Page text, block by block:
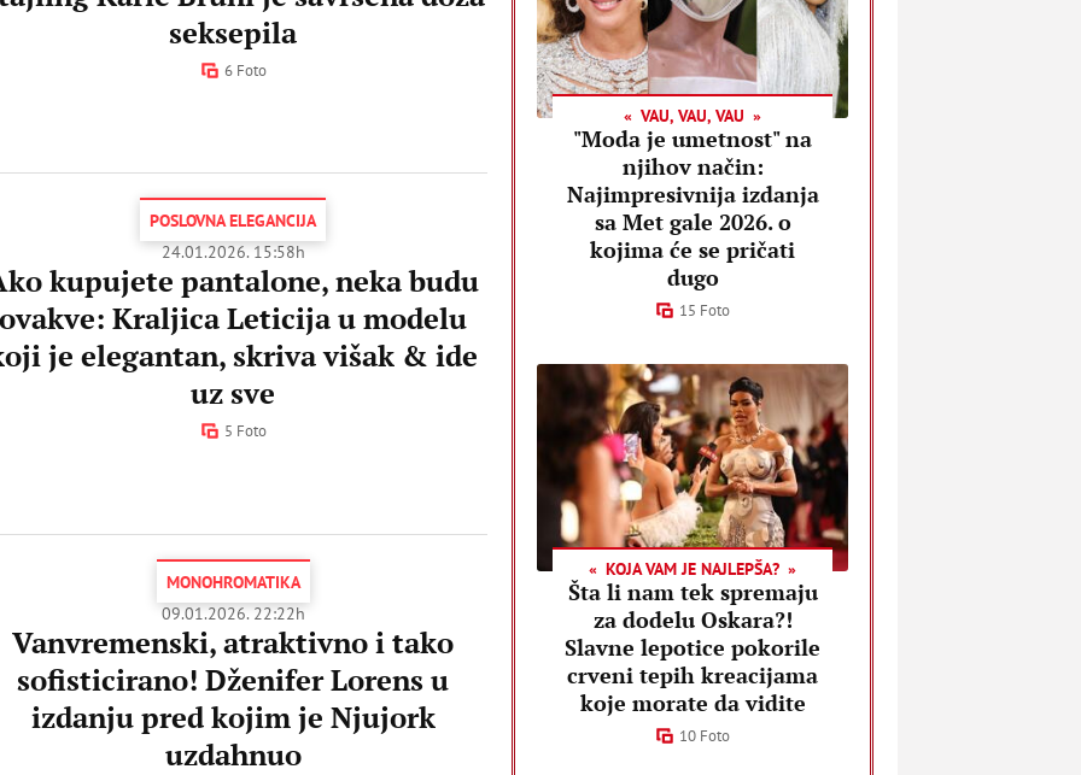
seksepila
6 Foto
POSLOVNA ELEGANCIJA
24.01.2026. 15:58h
kupujete pantalone, neka budu
ovakve: Kraljica Leticija u modelu
je elegantan, skriva višak & ide
uz sve
5 Foto
MONOHROMATIKA
09.01.2026. 22:22h
Vanvremenski, atraktivno i tako
sofisticirano! Dženifer Lorens u
izdanju pred kojim je Njujork
uzdahnuo
VAU, VAU, VAU
"Moda je umetnost" na
njihov način:
Najimpresivnija izdanja
sa Met gale 2026. o
kojima će se pričati
dugo
15 Foto
KOJA VAM JE NAJLEPŠA?
Šta li nam tek spremaju
za dodelu Oskara?!
Slavne lepotice pokorile
crveni tepih kreacijama
koje morate da vidite
10 Foto